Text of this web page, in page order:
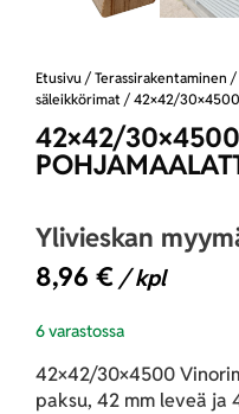
Etusivu / Terassirakentaminen /
säleikkörimat / 42×42/
42×42/
Ylivieskan
8,96 € / kpl
6 varastossa
42×42/30×4500
paksu, 42 mm leveä ja